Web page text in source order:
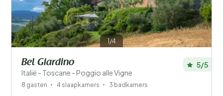
1/4
Bel Giardino
Italië - Toscane - Poggio alle Vigne
5/5
8 gasten 4 slaapkamers 3 badkamers